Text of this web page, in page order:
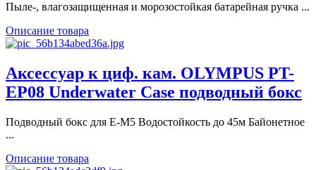
Пыле-, влагозащищенная и морозостойкая батарейная ручка ...
Описание товара
Аксессуар к циф. кам. OLYMPUS PT-
EP08 Underwater Case подводный бокс
Подводный бокс для Е-М5 Водостойкость до 45м Байонетное
...
Описание товара